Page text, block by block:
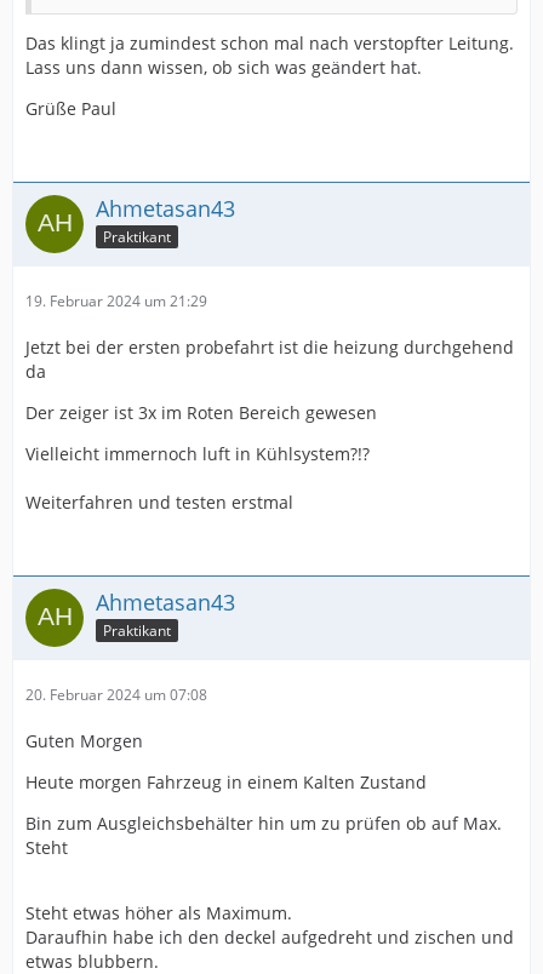
Das klingt ja zumindest schon mal nach verstopfter Leitung.
Lass uns dann wissen, ob sich was geändert hat.
Grüße Paul
Ahmetasan43
Praktikant
19. Februar 2024 um 21:29
Jetzt bei der ersten probefahrt ist die heizung durchgehend
da
Der zeiger ist 3x im Roten Bereich gewesen
Vielleicht immernoch luft in Kühlsystem?!?
Weiterfahren und testen erstmal
Ahmetasan43
Praktikant
20. Februar 2024 um 07:08
Guten Morgen
Heute morgen Fahrzeug in einem Kalten Zustand
Bin zum Ausgleichsbehälter hin um zu prüfen ob auf Max.
Steht
Steht etwas höher als Maximum.
Daraufhin habe ich den deckel aufgedreht und zischen und
etwas blubbern.